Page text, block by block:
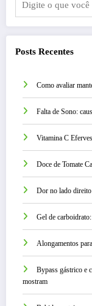
Posts Recentes
Como avaliar
Falta de Sono:
Vitamina C
Doce de Tomate
Dor no lado direito
Gel de
Alongamentos
Bypass gástrico e
mostram